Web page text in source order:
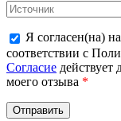
Я согласен(на)
соответствии с
Согласие действует
моего отзыва *